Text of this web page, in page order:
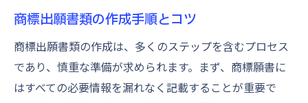
商標出願書類の作成手順とコツ
商標出願書類の作成は、多くのステップを含むプロセス
であり、慎重な準備が求められます。まず、商標願書に
はすべての必要情報を漏れなく記載することが重要で